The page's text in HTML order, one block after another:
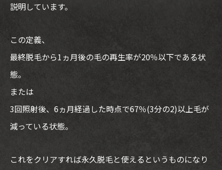
説明しています。
この定義、
最終脱毛から1ヵ月後の毛の再生率が20％以下である状
態。
または
3回照射後、6ヵ月経過した時点で67％(3分の2)以上毛が
減っている状態。
これをクリアすれば永久脱毛と使えるというものになり